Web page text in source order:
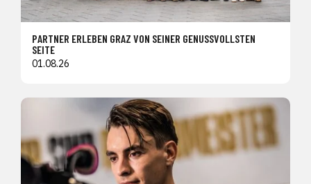
PARTNER ERLEBEN GRAZ VON SEINER GENUSSVOLLSTEN
SEITE
01.08.26